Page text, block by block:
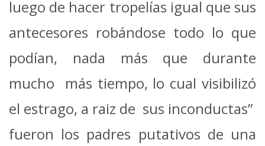
luego de hacer tropelías igual que sus
antecesores robándose todo lo que
podían, nada más que durante
mucho más tiempo, lo cual visibilizó
el estrago, a raiz de sus inconductas”
fueron los padres putativos de una